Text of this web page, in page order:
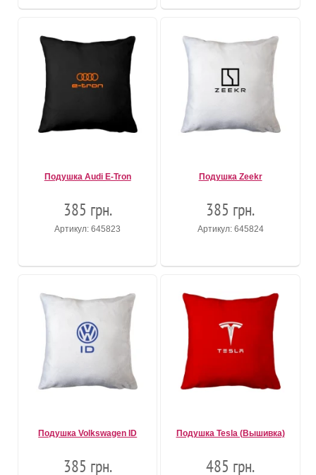
Подушка Audi E-Tron
385 грн.
Артикул: 645823
Подушка Zeekr
385 грн.
Артикул: 645824
Подушка Volkswagen ID
385 грн.
Подушка Tesla (Вышивка)
485 грн.